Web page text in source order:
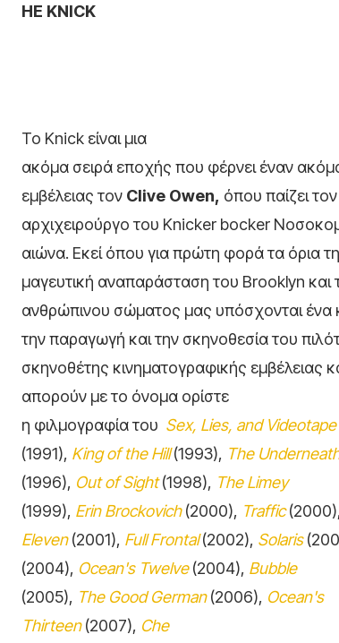
ΗΕ KNICK
Το Knick είναι μια
ακόμα σειρά εποχής που φέρνει έναν
εμβέλειας τον Clive Owen, όπου παίζει
αρχιχειρούργο του Knicker bocker
αιώνα. Εκεί όπου για πρώτη φορά τα όρια
μαγευτική αναπαράσταση του Brooklyn
ανθρώπινου σώματος μας υπόσχονται
την παραγωγή και την σκηνοθεσία του
σκηνοθέτης κινηματογραφικής εμβέλειας
απορούν με το όνομα ορίστε
η φιλμογραφία του Sex, Lies, and Videotape
(1991), King of the Hill(1993), The
(1996), Out of Sight(1998), The Limey
(1999), Erin Brockovich(2000), Traffic(2000),
Eleven(2001), Full Frontal(2002), Solaris
(2004), Ocean's Twelve(2004), Bubble
(2005), The Good German(2006), Ocean's
Thirteen(2007), Che